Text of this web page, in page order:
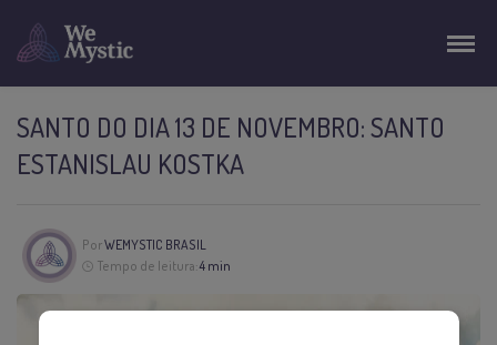
SANTO DO DIA 13 DE NOVEMBRO: SANTO
ESTANISLAU KOSTKA
PorWEMYSTIC BRASIL
Tempo de leitura:4 min